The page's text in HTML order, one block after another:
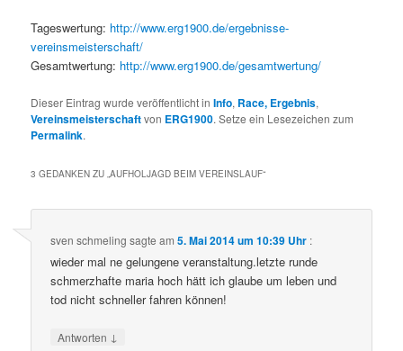
Tageswertung: http://www.erg1900.de/ergebnisse-
vereinsmeisterschaft/
Gesamtwertung: http://www.erg1900.de/gesamtwertung/
Dieser Eintrag wurde veröffentlicht inInfo, Race, Ergebnis,
Vereinsmeisterschaftvon ERG1900. Setze ein Lesezeichen zum
Permalink.
3 GEDANKEN ZU „AUFHOLJAGD BEIM VEREINSLAUF“
sven schmeling sagte am5. Mai 2014 um 10:39 Uhr :
wieder mal ne gelungene veranstaltung.letzte runde
schmerzhafte maria hoch hätt ich glaube um leben und
tod nicht schneller fahren können!
Antworten ↓